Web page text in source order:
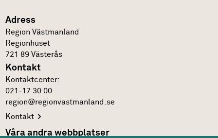
Adress
Region Västmanland
Regionhuset
721 89 Västerås
Kontakt
Kontakt­center:
021-17 30 00
region@regionvastmanland.se
Kontakt
Våra andra webbplatser